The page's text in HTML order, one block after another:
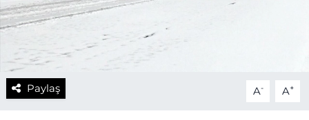
Paylaş A- A+